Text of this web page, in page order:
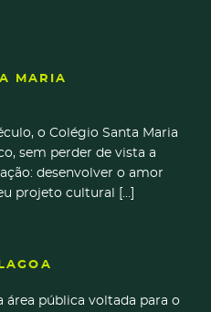
MARIA
o Colégio Santa Maria
sem perder de vista a
desenvolver o amor
projeto cultural […]
área pública voltada para o